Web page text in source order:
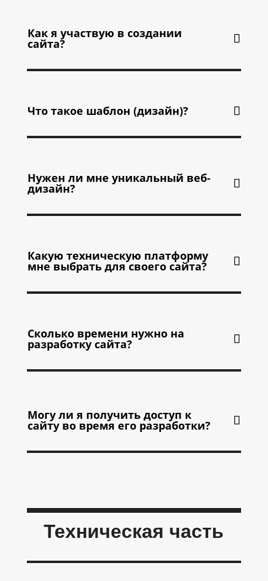
Как я участвую в создании
сайта?
Что такое шаблон (дизайн)?
Нужен ли мне уникальный веб-
дизайн?
Какую техническую платформу
мне выбрать для своего сайта?
Сколько времени нужно на
разработку сайта?
Могу ли я получить доступ к
сайту во время его разработки?
Техническая часть